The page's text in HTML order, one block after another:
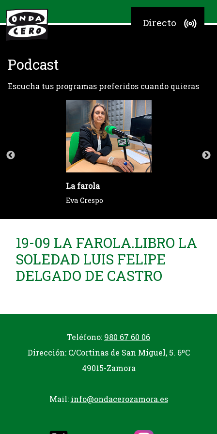
Directo
Podcast
Escucha tus programas preferidos cuando quieras
La farola
Eva Crespo
19-09 LA FAROLA.LIBRO LA
SOLEDAD LUIS FELIPE
DELGADO DE CASTRO
Teléfono: 980 67 60 06
Dirección: C/Cortinas de San Miguel, 5. 6ºC
49015-Zamora
Mail: info@ondacerozamora.es